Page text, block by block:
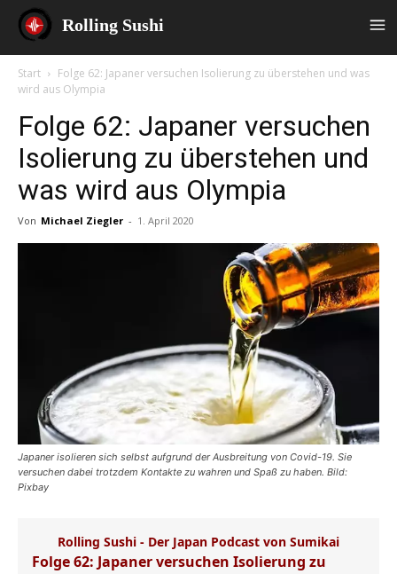
Rolling Sushi
Start
Folge 62: Japaner versuchen Isolierung zu überstehen und was
wird aus Olympia
Folge 62: Japaner versuchen
Isolierung zu überstehen und
was wird aus Olympia
Von Michael Ziegler - 1. April 2020
Japaner isolieren sich selbst aufgrund der Ausbreitung von Covid-19. Sie
versuchen dabei trotzdem Kontakte zu wahren und Spaß zu haben. Bild:
Pixbay